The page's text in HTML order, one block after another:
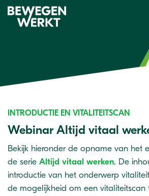
INTRODUCTIE EN VITALITEITSCAN
Webinar Altijd vitaal
Bekijk hieronder de opname van het
de serie Altijd vitaal werken. De
introductie van het onderwerp
de mogelijkheid om een vitaliteitscan